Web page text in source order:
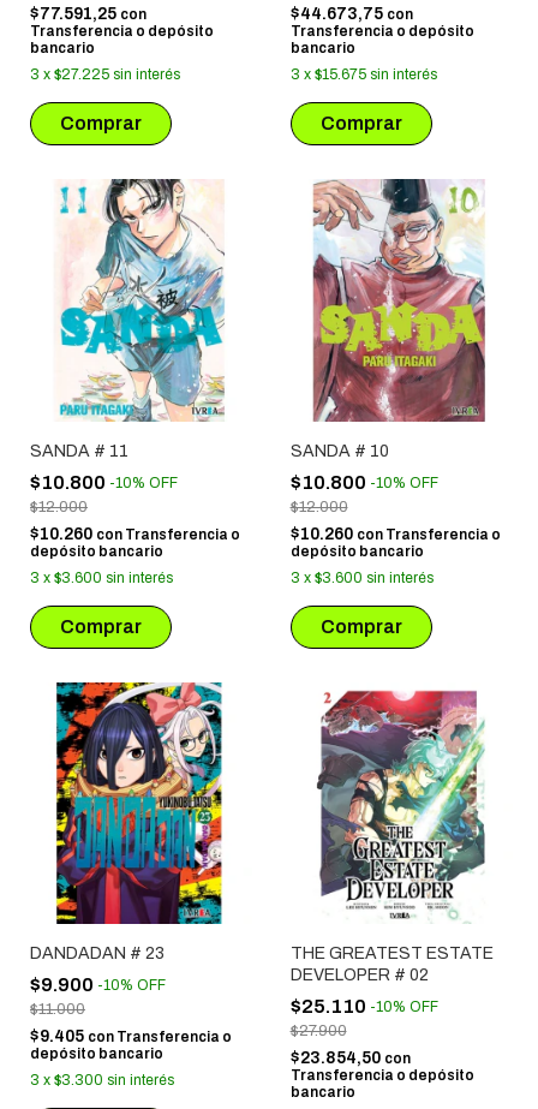
$77.591,25 con
Transferencia o depósito
bancario
3 x $27.225 sin interés
$44.673,75 con
Transferencia o depósito
bancario
3 x $15.675 sin interés
SANDA # 11
$10.800 -10% OFF
$12.000
$10.260 con Transferencia o
depósito bancario
3 x $3.600 sin interés
SANDA # 10
$10.800 -10% OFF
$12.000
$10.260 con Transferencia o
depósito bancario
3 x $3.600 sin interés
DANDADAN # 23
$9.900 -10% OFF
$11.000
$9.405 con Transferencia o
depósito bancario
3 x $3.300 sin interés
THE GREATEST ESTATE
DEVELOPER # 02
$25.110 -10% OFF
$27.900
$23.854,50 con
Transferencia o depósito
bancario